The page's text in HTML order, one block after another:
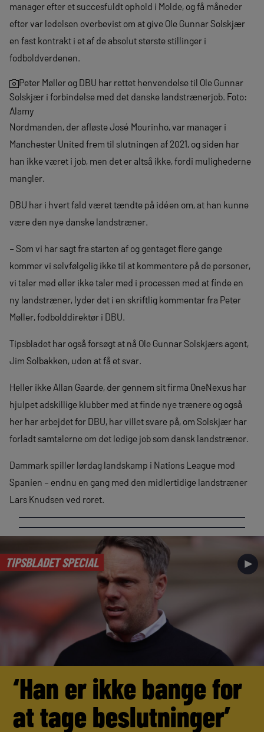
manager efter et succesfuldt ophold i Molde, og få måneder
efter var ledelsen overbevist om at give Ole Gunnar Solskjær
en fast kontrakt i et af de absolut største stillinger i
fodboldverdenen.
Peter Møller og DBU har rettet henvendelse til Ole Gunnar
Solskjær i forbindelse med det danske landstrænerjob. Foto:
Alamy
Nordmanden, der afløste José Mourinho, var manager i
Manchester United frem til slutningen af 2021, og siden har
han ikke været i job, men det er altså ikke, fordi mulighederne
mangler.
DBU har i hvert fald været tændte på idéen om, at han kunne
være den nye danske landstræner.
– Som vi har sagt fra starten af og gentaget flere gange
kommer vi selvfølgelig ikke til at kommentere på de personer,
vi taler med eller ikke taler med i processen med at finde en
ny landstræner, lyder det i en skriftlig kommentar fra Peter
Møller, fodbolddirektør i DBU.
Tipsbladet har også forsøgt at nå Ole Gunnar Solskjærs agent,
Jim Solbakken, uden at få et svar.
Heller ikke Allan Gaarde, der gennem sit firma OneNexus har
hjulpet adskillige klubber med at finde nye trænere og også
her har arbejdet for DBU, har villet svare på, om Solskjær har
forladt samtalerne om det ledige job som dansk landstræner.
Dammark spiller lørdag landskamp i Nations League mod
Spanien – endnu en gang med den midlertidige landstræner
Lars Knudsen ved roret.
TIPSBLADET SPECIAL ►
‘Han er ikke bange for
at tage beslutninger’